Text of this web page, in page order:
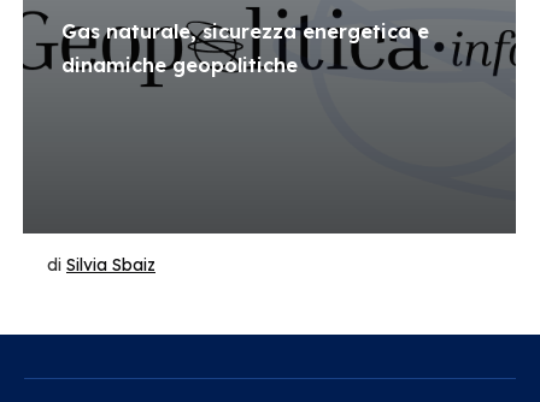
Gas naturale, sicurezza energetica e
dinamiche geopolitiche
di Silvia Sbaiz